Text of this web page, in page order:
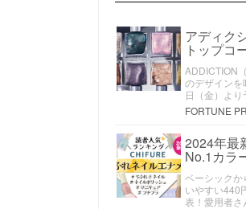
アディク
トップコ
ADDICTION
のデザイン
日（金）よ
FORTUNE
2024年最
No.1カラ
ベーシック
いやすい440
表！愛用者さ